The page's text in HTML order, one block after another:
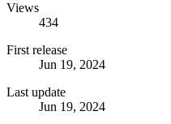
Views
434
First release
Jun 19, 2024
Last update
Jun 19, 2024